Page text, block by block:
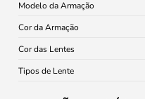
Modelo da Armação
Cor da Armação
Cor das Lentes
Tipos de Lente